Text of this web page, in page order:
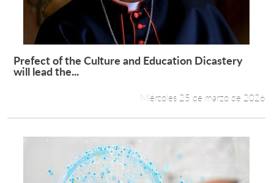
Leer más +
Prefect of the Culture and Education Dicastery
will lead the...
Miércoles 25 de marzo de 2026